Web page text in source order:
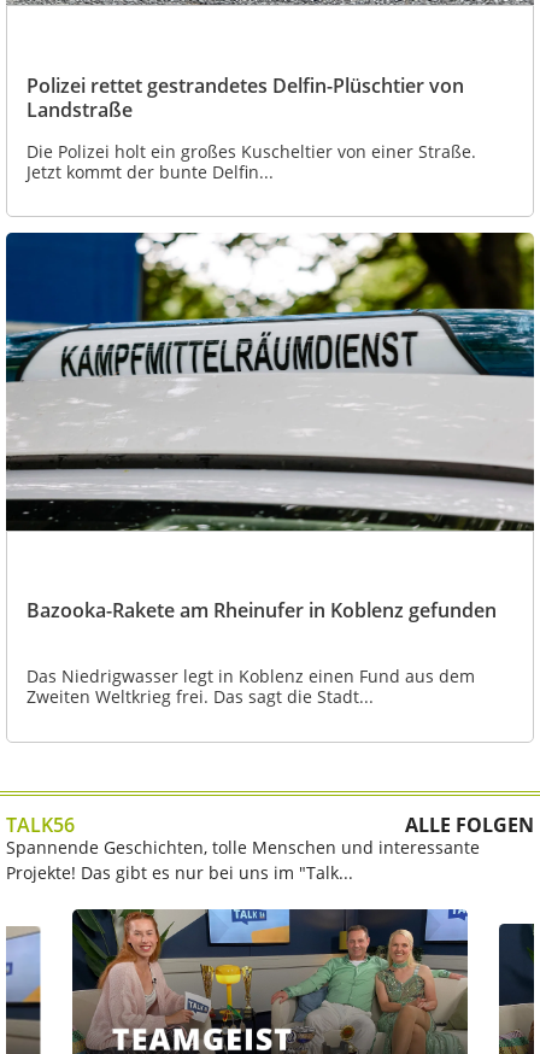
Polizei rettet gestrandetes Delfin-Plüschtier von
Landstraße
Die Polizei holt ein großes Kuscheltier von einer Straße.
Jetzt kommt der bunte Delfin...
Bazooka-Rakete am Rheinufer in Koblenz gefunden
Das Niedrigwasser legt in Koblenz einen Fund aus dem
Zweiten Weltkrieg frei. Das sagt die Stadt...
TALK56 ALLE FOLGEN
Spannende Geschichten, tolle Menschen und interessante
Projekte! Das gibt es nur bei uns im "Talk...